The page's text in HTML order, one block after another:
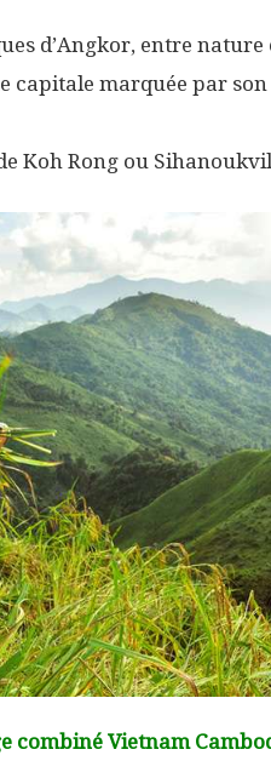
d’Angkor, entre nature
capitale marquée par
Koh Rong ou
combiné Vietnam